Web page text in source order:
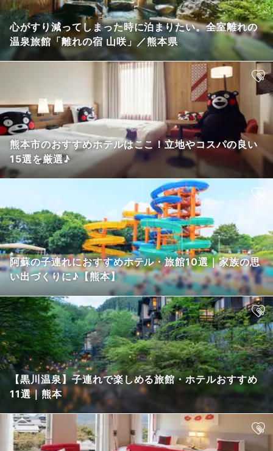
心がすり減ってしまった時に泊まりたい。全室離れの
温泉旅館「離れの宿 山咲」／熊本県
熊本市のおすすめホテルはここ！立地やコスパの良い
15選を厳選♪
阿蘇の子連れにおすすめホテル・旅館10選｜家族の思
い出づくりに♪【熊本】
【黒川温泉】子連れで楽しめる旅館・ホテルおすすめ
11選｜熊本